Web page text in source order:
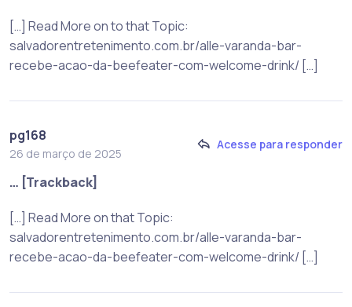
[…] Read More on to that Topic:
salvadorentretenimento.com.br/alle-varanda-bar-
recebe-acao-da-beefeater-com-welcome-drink/ […]
pg168
26 de março de 2025
Acesse para responder
… [Trackback]
[…] Read More on that Topic:
salvadorentretenimento.com.br/alle-varanda-bar-
recebe-acao-da-beefeater-com-welcome-drink/ […]